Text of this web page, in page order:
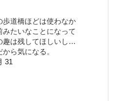
道橋ほどは使わなか
たいなことになって
は残してほしいし…
ら気になる。
31